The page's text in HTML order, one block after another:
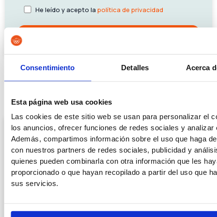
Consentimiento Detalles Acerca
Esta página web usa cookies
Las cookies de este sitio web se usan para personalizar el
los anuncios, ofrecer funciones de redes sociales y analizar
Además, compartimos información sobre el uso que haga
con nuestros partners de redes sociales, publicidad y
quienes pueden combinarla con otra información que les
proporcionado o que hayan recopilado a partir del uso que
sus servicios.
He leído y acepto lapolítica de privacidad